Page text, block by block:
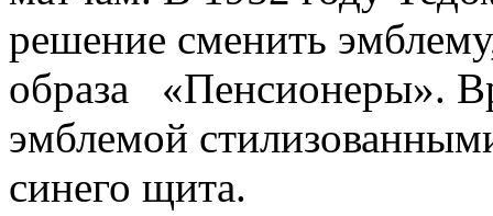
решение сменить
образа «Пенсионеры».
эмблемой
синего щита.